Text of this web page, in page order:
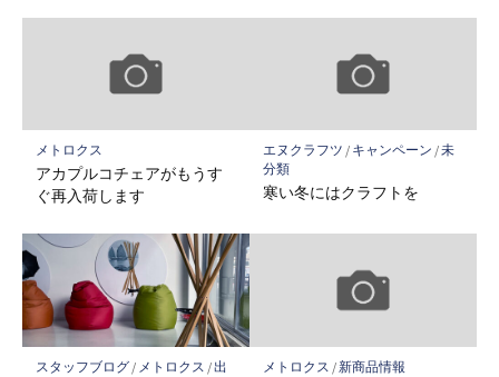
メトロクス
アカプルコチェアがもうす
ぐ再入荷します
エヌクラフツ / キャンペーン /未
分類
寒い冬にはクラフトを
スタッフブログ/ メトロクス /出
メトロクス /新商品情報